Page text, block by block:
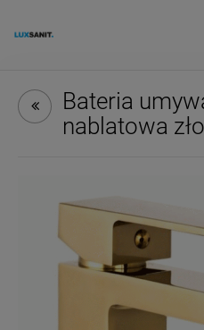
Bateria
nablatowa